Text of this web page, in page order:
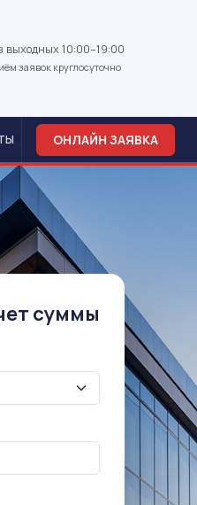
выходных 10:00–19:00
заявок круглосуточно
ОНЛАЙН ЗАЯВКА
суммы